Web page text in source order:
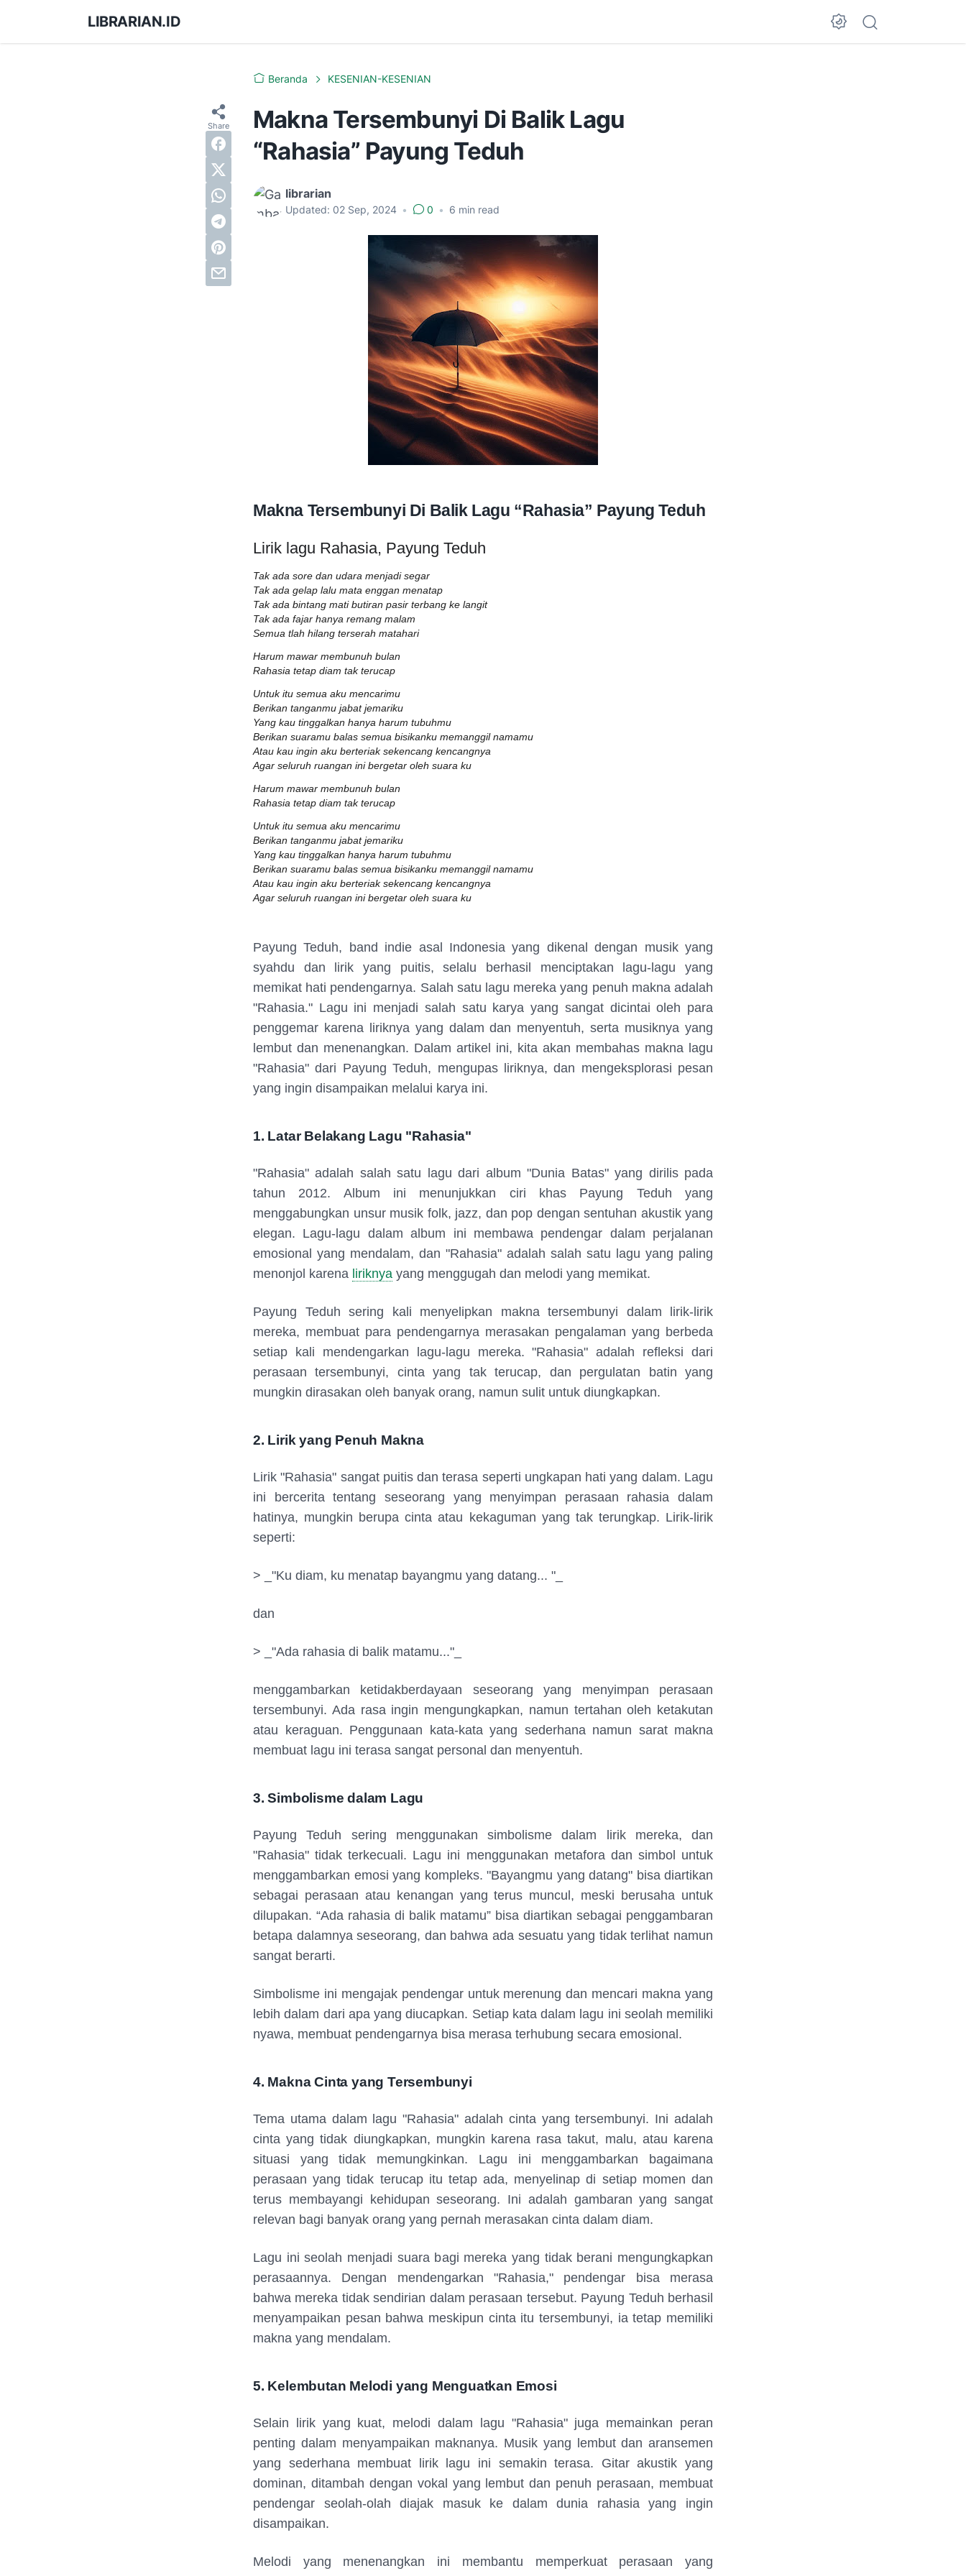
LIBRARIAN.ID
Beranda KESENIAN-KESENIAN
Makna Tersembunyi Di Balik Lagu
“Rahasia” Payung Teduh
librarian
Updated: 02 Sep, 2024 • 0 • 6 min read
Makna Tersembunyi Di Balik Lagu “Rahasia” Payung Teduh
Lirik lagu Rahasia, Payung Teduh
Tak ada sore dan udara menjadi segar
Tak ada gelap lalu mata enggan menatap
Tak ada bintang mati butiran pasir terbang ke langit
Tak ada fajar hanya remang malam
Semua tlah hilang terserah matahari
Harum mawar membunuh bulan
Rahasia tetap diam tak terucap
Untuk itu semua aku mencarimu
Berikan tanganmu jabat jemariku
Yang kau tinggalkan hanya harum tubuhmu
Berikan suaramu balas semua bisikanku memanggil namamu
Atau kau ingin aku berteriak sekencang kencangnya
Agar seluruh ruangan ini bergetar oleh suara ku
Harum mawar membunuh bulan
Rahasia tetap diam tak terucap
Untuk itu semua aku mencarimu
Berikan tanganmu jabat jemariku
Yang kau tinggalkan hanya harum tubuhmu
Berikan suaramu balas semua bisikanku memanggil namamu
Atau kau ingin aku berteriak sekencang kencangnya
Agar seluruh ruangan ini bergetar oleh suara ku
Payung Teduh, band indie asal Indonesia yang dikenal dengan musik yang
syahdu dan lirik yang puitis, selalu berhasil menciptakan lagu-lagu yang
memikat hati pendengarnya. Salah satu lagu mereka yang penuh makna adalah
"Rahasia." Lagu ini menjadi salah satu karya yang sangat dicintai oleh para
penggemar karena liriknya yang dalam dan menyentuh, serta musiknya yang
lembut dan menenangkan. Dalam artikel ini, kita akan membahas makna lagu
"Rahasia" dari Payung Teduh, mengupas liriknya, dan mengeksplorasi pesan
yang ingin disampaikan melalui karya ini.
1. Latar Belakang Lagu "Rahasia"
"Rahasia" adalah salah satu lagu dari album "Dunia Batas" yang dirilis pada
tahun 2012. Album ini menunjukkan ciri khas Payung Teduh yang
menggabungkan unsur musik folk, jazz, dan pop dengan sentuhan akustik yang
elegan. Lagu-lagu dalam album ini membawa pendengar dalam perjalanan
emosional yang mendalam, dan "Rahasia" adalah salah satu lagu yang paling
menonjol karena liriknya yang menggugah dan melodi yang memikat.
Payung Teduh sering kali menyelipkan makna tersembunyi dalam lirik-lirik
mereka, membuat para pendengarnya merasakan pengalaman yang berbeda
setiap kali mendengarkan lagu-lagu mereka. "Rahasia" adalah refleksi dari
perasaan tersembunyi, cinta yang tak terucap, dan pergulatan batin yang
mungkin dirasakan oleh banyak orang, namun sulit untuk diungkapkan.
2. Lirik yang Penuh Makna
Lirik "Rahasia" sangat puitis dan terasa seperti ungkapan hati yang dalam. Lagu
ini bercerita tentang seseorang yang menyimpan perasaan rahasia dalam
hatinya, mungkin berupa cinta atau kekaguman yang tak terungkap. Lirik-lirik
seperti:
> _"Ku diam, ku menatap bayangmu yang datang... "_
dan
> _"Ada rahasia di balik matamu..."_
menggambarkan ketidakberdayaan seseorang yang menyimpan perasaan
tersembunyi. Ada rasa ingin mengungkapkan, namun tertahan oleh ketakutan
atau keraguan. Penggunaan kata-kata yang sederhana namun sarat makna
membuat lagu ini terasa sangat personal dan menyentuh.
3. Simbolisme dalam Lagu
Payung Teduh sering menggunakan simbolisme dalam lirik mereka, dan
"Rahasia" tidak terkecuali. Lagu ini menggunakan metafora dan simbol untuk
menggambarkan emosi yang kompleks. "Bayangmu yang datang" bisa diartikan
sebagai perasaan atau kenangan yang terus muncul, meski berusaha untuk
dilupakan. “Ada rahasia di balik matamu” bisa diartikan sebagai penggambaran
betapa dalamnya seseorang, dan bahwa ada sesuatu yang tidak terlihat namun
sangat berarti.
Simbolisme ini mengajak pendengar untuk merenung dan mencari makna yang
lebih dalam dari apa yang diucapkan. Setiap kata dalam lagu ini seolah memiliki
nyawa, membuat pendengarnya bisa merasa terhubung secara emosional.
4. Makna Cinta yang Tersembunyi
Tema utama dalam lagu "Rahasia" adalah cinta yang tersembunyi. Ini adalah
cinta yang tidak diungkapkan, mungkin karena rasa takut, malu, atau karena
situasi yang tidak memungkinkan. Lagu ini menggambarkan bagaimana
perasaan yang tidak terucap itu tetap ada, menyelinap di setiap momen dan
terus membayangi kehidupan seseorang. Ini adalah gambaran yang sangat
relevan bagi banyak orang yang pernah merasakan cinta dalam diam.
Lagu ini seolah menjadi suara bagi mereka yang tidak berani mengungkapkan
perasaannya. Dengan mendengarkan "Rahasia," pendengar bisa merasa
bahwa mereka tidak sendirian dalam perasaan tersebut. Payung Teduh berhasil
menyampaikan pesan bahwa meskipun cinta itu tersembunyi, ia tetap memiliki
makna yang mendalam.
5. Kelembutan Melodi yang Menguatkan Emosi
Selain lirik yang kuat, melodi dalam lagu "Rahasia" juga memainkan peran
penting dalam menyampaikan maknanya. Musik yang lembut dan aransemen
yang sederhana membuat lirik lagu ini semakin terasa. Gitar akustik yang
dominan, ditambah dengan vokal yang lembut dan penuh perasaan, membuat
pendengar seolah-olah diajak masuk ke dalam dunia rahasia yang ingin
disampaikan.
Melodi yang menenangkan ini membantu memperkuat perasaan yang